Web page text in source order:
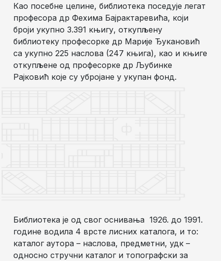
Као посебне целине, библиотека поседује легат
професора др Фехима Бајрактаревића, који
броји укупно 3.391 књигу, откупљену
библиотеку професорке др Марије Ђукановић
са укупно 225 наслова (247 књига), као и књиге
откупљене од професорке др Љубинке
Рајковић које су убројане у укупан фонд.
Библиотека је од свог оснивања 1926. до 1991.
године водила 4 врсте лисних каталога, и то:
каталог аутора – наслова, предметни, удк –
односно стручни каталог и топографски за